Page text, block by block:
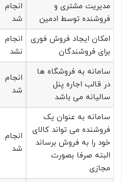
مدیریت مشتری و
فروشنده توسط ادمین
انجام
شد
امکان ایجاد فروش فوری
برای فروشندگان
انجام
نشد
سامانه به فروشگاه ها
در قالب اجاره پنل
سالیانه می باشد
انجام
شد
سامانه به عنوان یک
فروشنده می تواند کالای
خود را به فروش برساند
البته صرفا بصورت
مجازی
انجام
شد